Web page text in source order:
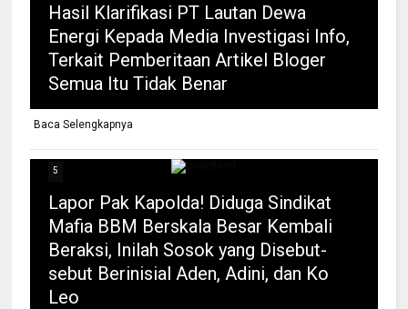
Hasil Klarifikasi PT Lautan Dewa
Energi Kepada Media Investigasi Info,
Terkait Pemberitaan Artikel Bloger
Semua Itu Tidak Benar
Baca Selengkapnya
5
Lapor Pak Kapolda! Diduga Sindikat
Mafia BBM Berskala Besar Kembali
Beraksi, Inilah Sosok yang Disebut-
sebut Berinisial Aden, Adini, dan Ko
Leo